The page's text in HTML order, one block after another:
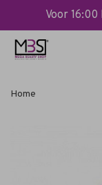
Voor
Home